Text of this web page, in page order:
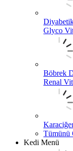
Glyco
Böbrek
Renal
Tümünü
Kedi Menü